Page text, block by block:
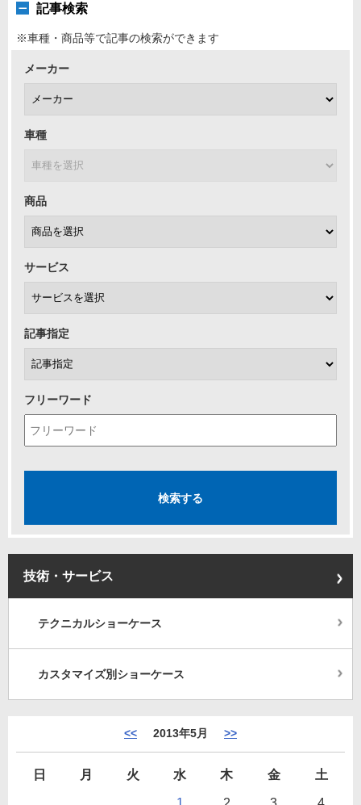
記事検索
※車種・商品等で記事の検索ができます
メーカー
車種
商品
サービス
記事指定
フリーワード
技術・サービス
テクニカルショーケース
カスタマイズ別ショーケース
<< 2013年5月 >>
日 月 火 水 木 金
土